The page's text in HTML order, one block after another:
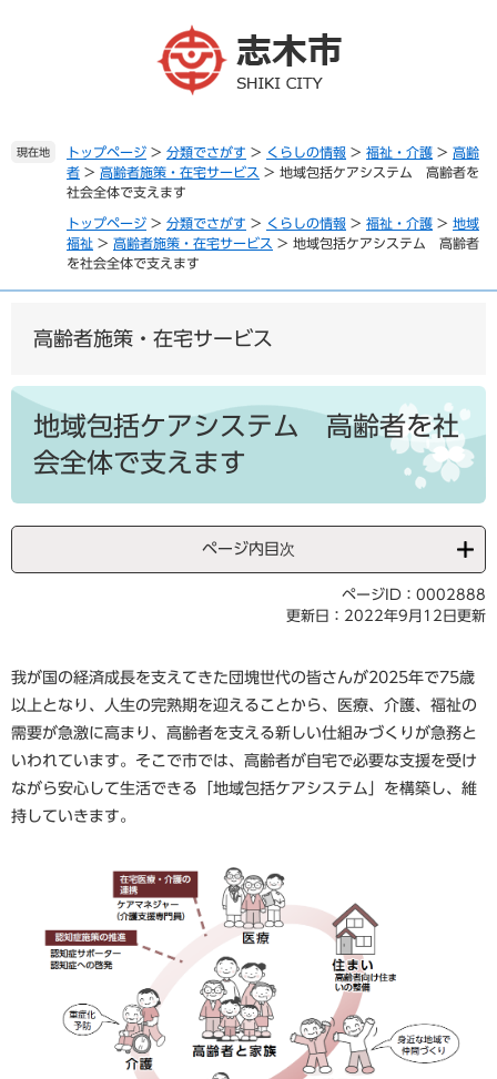
現在地 トップページ > 分類でさがす > くらしの情報 > 福祉・介護 > 高齢
者 > 高齢者施策・在宅サービス > 地域包括ケアシステム 高齢者を
社会全体で支えます
トップページ > 分類でさがす > くらしの情報 > 福祉・介護 > 地域
福祉 > 高齢者施策・在宅サービス > 地域包括ケアシステム 高齢者
を社会全体で支えます
高齢者施策・在宅サービス
本
地域包括ケアシステム 高齢者を社
会全体で支えます
ページ内目次
ページID：0002888
更新日：2022年9月12日更新
我が国の経済成長を支えてきた団塊世代の皆さんが2025年で75歳
以上となり、人生の完熟期を迎えることから、医療、介護、福祉の
需要が急激に高まり、高齢者を支える新しい仕組みづくりが急務と
いわれています。そこで市では、高齢者が自宅で必要な支援を受け
ながら安心して生活できる「地域包括ケアシステム」を構築し、維
持していきます。